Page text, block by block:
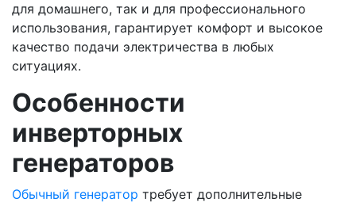
для домашнего, так и для профессионального
использования, гарантирует комфорт и высокое
качество подачи электричества в любых
ситуациях.
Особенности
инверторных
генераторов
Обычный генератор требует дополнительные